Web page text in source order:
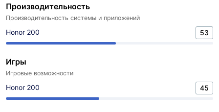
Производительность
Производительность системы и приложений
Honor 200 53
Игры
Игровые возможности
Honor 200 45